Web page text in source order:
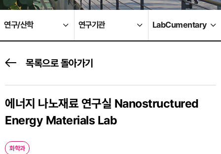
연구/산학 연구기관 LabCumentary
목록으로 돌아가기
에너지 나노재료 연구실 Nanostructured
Energy Materials Lab
화학과